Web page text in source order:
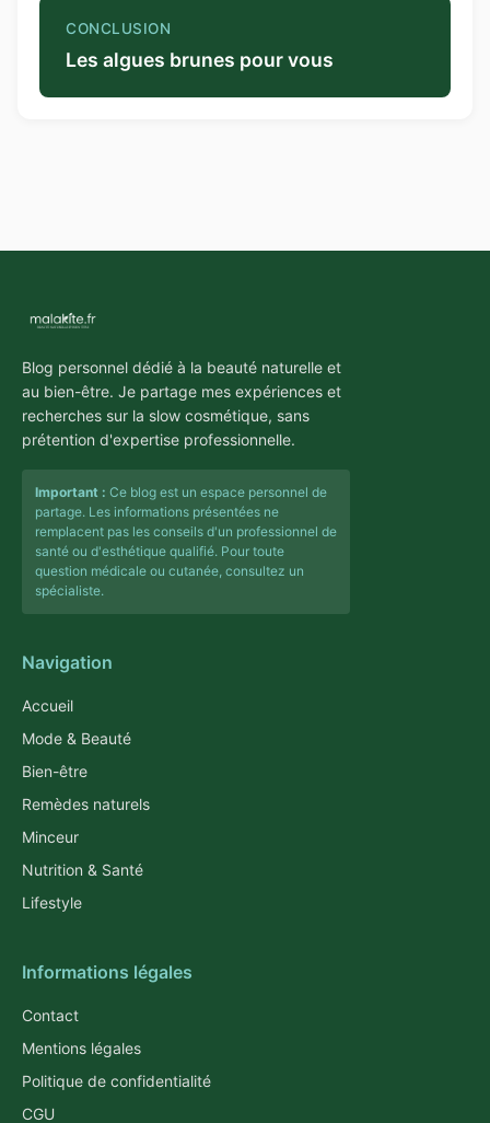
CONCLUSION
Les algues brunes pour vous
Blog personnel dédié à la beauté naturelle et
au bien-être. Je partage mes expériences et
recherches sur la slow cosmétique, sans
prétention d'expertise professionnelle.
Important : Ce blog est un espace personnel de
partage. Les informations présentées ne
remplacent pas les conseils d'un professionnel de
santé ou d'esthétique qualifié. Pour toute
question médicale ou cutanée, consultez un
spécialiste.
Navigation
Accueil
Mode & Beauté
Bien-être
Remèdes naturels
Minceur
Nutrition & Santé
Lifestyle
Informations légales
Contact
Mentions légales
Politique de confidentialité
CGU